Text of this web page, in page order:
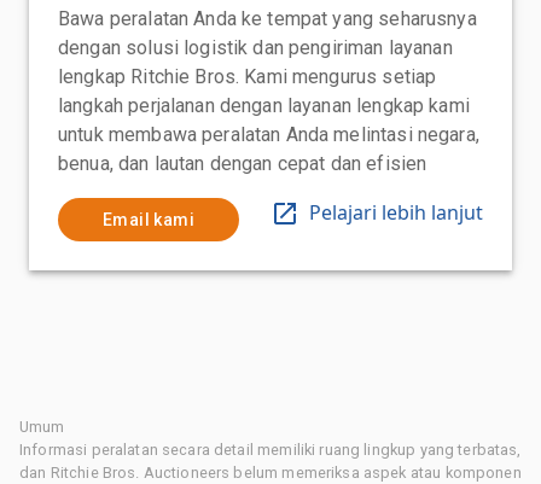
Bawa peralatan Anda ke tempat yang seharusnya
dengan solusi logistik dan pengiriman layanan
lengkap Ritchie Bros. Kami mengurus setiap
langkah perjalanan dengan layanan lengkap kami
untuk membawa peralatan Anda melintasi negara,
benua, dan lautan dengan cepat dan efisien
Email kami Pelajari lebih lanjut
Umum
Informasi peralatan secara detail memiliki ruang lingkup yang terbatas,
dan Ritchie Bros. Auctioneers belum memeriksa aspek atau komponen